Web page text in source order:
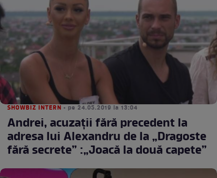
SHOWBIZ INTERN • pe 24.05.2019 la 13:04
Andrei, acuzaţii fără precedent la
adresa lui Alexandru de la „Dragoste
fără secrete” :„Joacă la două capete”